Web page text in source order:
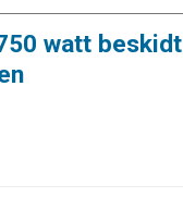
watt beskidt